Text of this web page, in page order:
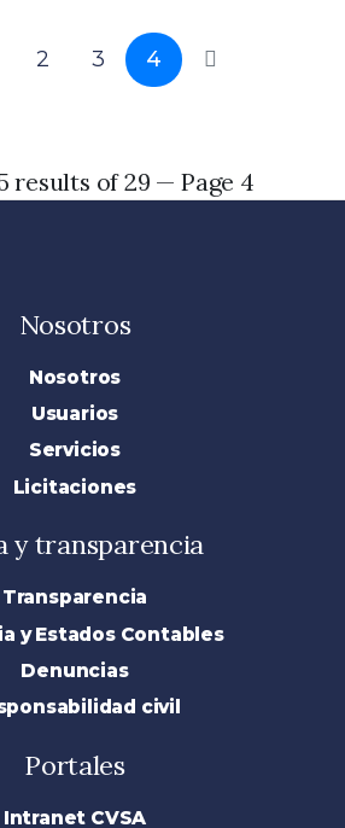
2 3 4
results of 29 — Page 4
Nosotros
Nosotros
Usuarios
Servicios
Licitaciones
y transparencia
Transparencia
y Estados Contables
Denuncias
civil
Portales
Intranet CVSA